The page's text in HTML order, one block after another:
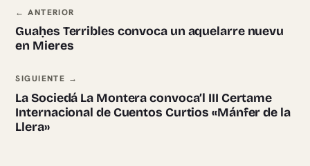
Navegación ente pieces
← ANTERIOR
Guaḥes Terribles convoca un aquelarre nuevu
en Mieres
SIGUIENTE →
La Sociedá La Montera convoca’l III Certame
Internacional de Cuentos Curtios «Mánfer de la
Llera»